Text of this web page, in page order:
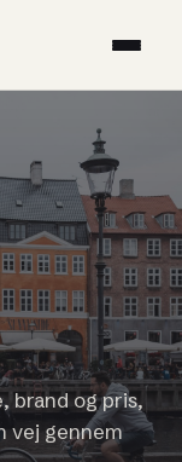
brand og pris,
vej gennem